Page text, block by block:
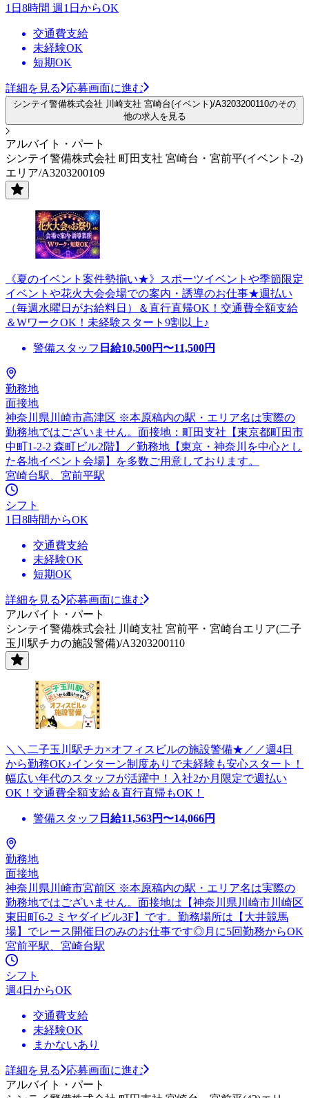
1日8時間 週1日からOK
交通費支給
未経験OK
短期OK
詳細を見る 応募画面に進む
シンテイ警備株式会社 川崎支社 宮崎台(イベント)/A3203200110のその
他の求人を見る
アルバイト・パート
シンテイ警備株式会社 町田支社 宮崎台・宮前平(イベント-2)
エリア/A3203200109
《夏のイベント案件勢揃い★》スポーツイベントや季節限定
イベントや花火大会会場での案内・誘導のお仕事★週払い
（毎週水曜日がお給料日）＆直行直帰OK！交通費全額支給
＆WワークOK！未経験スタート9割以上♪
警備スタッフ 日給10,500円〜11,500円
勤務地
面接地
神奈川県川崎市高津区 ※本原稿内の駅・エリア名は実際の
勤務地ではございません。面接地：町田支社【東京都町田市
中町1-2-2 森町ビル2階】／勤務地【東京・神奈川を中心とし
た各地イベント会場】を多数ご用意しております。
宮崎台駅、宮前平駅
シフト
1日8時間からOK
交通費支給
未経験OK
短期OK
詳細を見る
応募画面に進む
アルバイト・パート
シンテイ警備株式会社 川崎支社 宮前平・宮崎台エリア(二子
玉川駅チカの施設警備)/A3203200110
＼＼二子玉川駅チカ×オフィスビルの施設警備★／／週4日
から勤務OK♪インターン制度ありで未経験も安心スタート！
幅広い年代のスタッフが活躍中！入社2か月限定で週払い
OK！交通費全額支給＆直行直帰もOK！
警備スタッフ 日給11,563円〜14,066円
勤務地
面接地
神奈川県川崎市宮前区 ※本原稿内の駅・エリア名は実際の
勤務地ではございません。面接地は【神奈川県川崎市川崎区
東田町6-2 ミヤダイビル3F】です。勤務場所は【大井競馬
場】でレース開催日のみのお仕事です◎月に5回勤務からOK
宮前平駅、宮崎台駅
シフト
週4日からOK
交通費支給
未経験OK
まかないあり
詳細を見る
応募画面に進む
アルバイト・パート